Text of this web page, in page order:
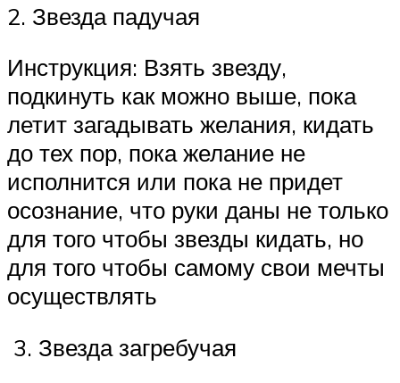
2. Звезда падучая
Инструкция: Взять звезду,
подкинуть как можно выше, пока
летит загадывать желания, кидать
до тех пор, пока желание не
исполнится или пока не придет
осознание, что руки даны не только
для того чтобы звезды кидать, но
для того чтобы самому свои мечты
осуществлять
3. Звезда загребучая